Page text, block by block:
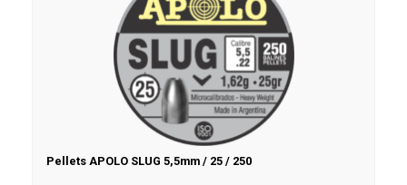
Pellets APOLO SLUG 5,5mm / 25 / 250